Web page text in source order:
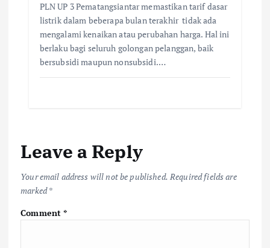
PLN UP 3 Pematangsiantar memastikan tarif dasar
listrik dalam beberapa bulan terakhir tidak ada
mengalami kenaikan atau perubahan harga. Hal ini
berlaku bagi seluruh golongan pelanggan, baik
bersubsidi maupun nonsubsidi.…
Leave a Reply
Your email address will not be published. Required fields are
marked*
Comment*